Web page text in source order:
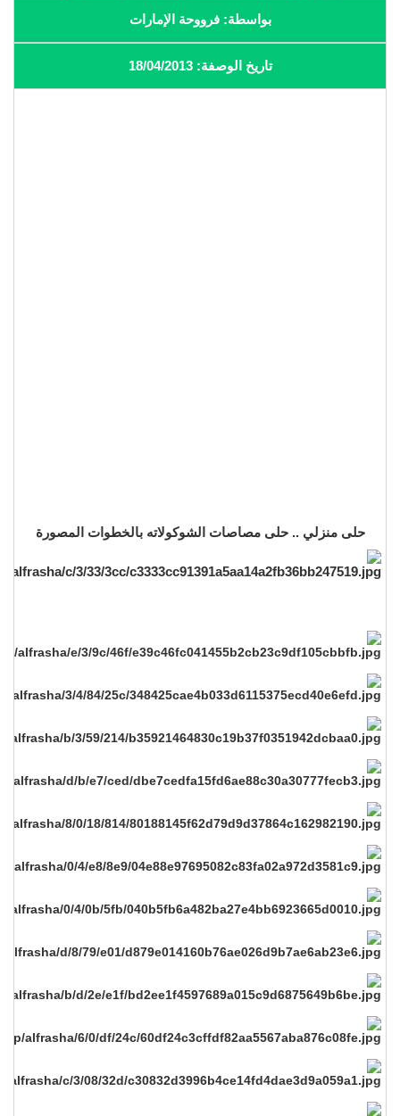
بواسطة: فرووحة الإمارات
تاريخ الوصفة: 18/04/2013
حلى منزلي .. حلى مصاصات الشوكولاته بالخطوات المصورة